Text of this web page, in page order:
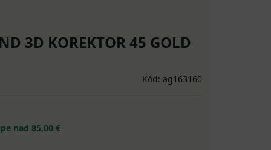
3D KOREKTOR 45 GOLD
Kód: ag163160
nad 85,00 €